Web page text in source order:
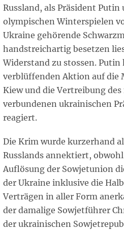
Russland, als Präsident
olympischen Winterspielen
Ukraine gehörende
handstreichartig besetzen
Widerstand zu stossen.
verblüffenden Aktion auf die
Kiew und die Vertreibung
verbundenen ukrainischen
reagiert.
Die Krim wurde kurzerhand
Russlands annektiert,
Auflösung der Sowjetunion
der Ukraine inklusive die
Verträgen in aller Form
der damalige Sowjetführer
der ukrainischen